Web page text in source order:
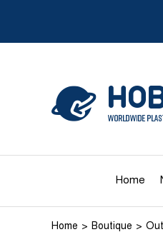
Home
Home Boutique